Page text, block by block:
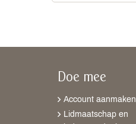
Doe mee
Account aanmaken
Lidmaatschap en